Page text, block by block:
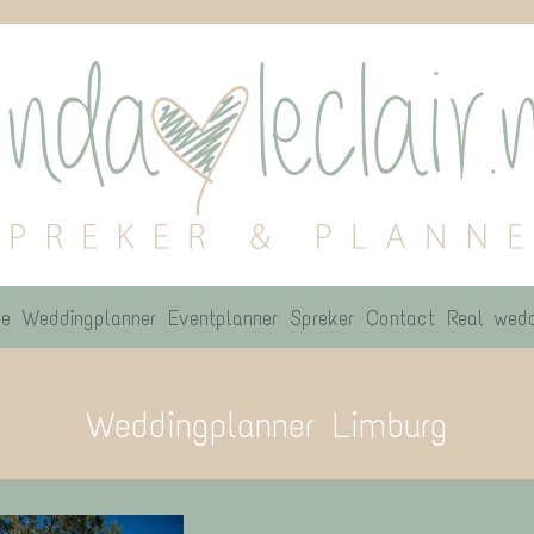
Weddingplanner Eventplanner Spreker Contact Real
Weddingplanner Limburg